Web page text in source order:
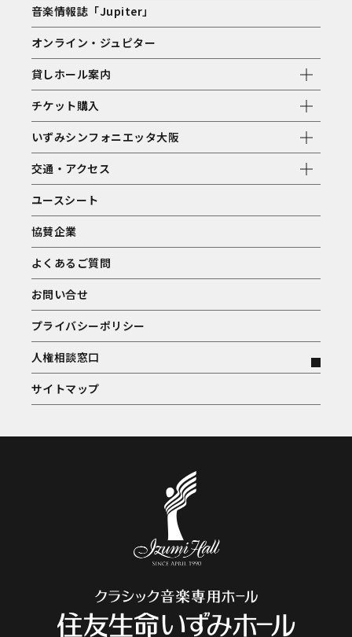
音楽情報誌「Jupiter」
オンライン・ジュピター
貸しホール案内
チケット購入
いずみシンフォニエッタ大阪
交通・アクセス
ユースシート
協賛企業
よくあるご質問
お問い合せ
プライバシーポリシー
人権相談窓口
サイトマップ